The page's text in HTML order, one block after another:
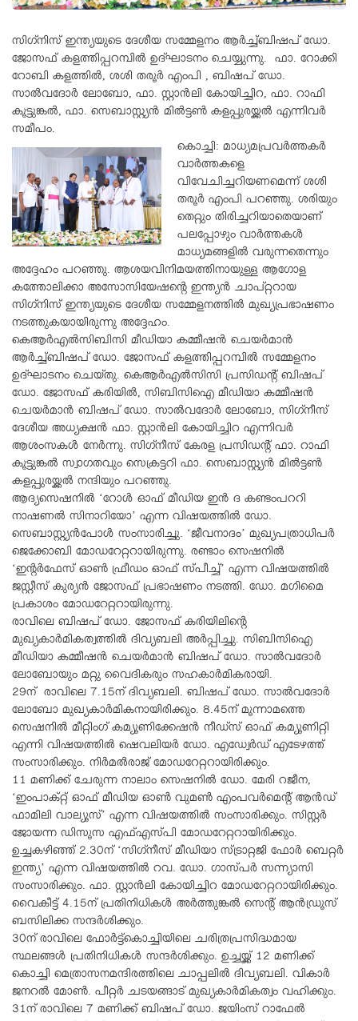
സിഗ്‌നിസ് ഇന്ത്യയുടെ ദേശീയ സമ്മേളനം ആര്‍ച്ച്ബിഷപ് ഡോ.
ജോസഫ് കളത്തിപ്പറമ്പില്‍ ഉദ്ഘാടനം ചെയ്യുന്നു. ഫാ. റോക്കി
റോബി കളത്തില്‍, ശശി തരൂര്‍ എംപി , ബിഷപ് ഡോ.
സാല്‍വദോര്‍ ലോബോ, ഫാ. സ്റ്റാന്‍ലി കോയിച്ചിറ, ഫാ. റാഫി
കൂട്ടുങ്കല്‍, ഫാ. സെബാസ്റ്റ്യന്‍ മില്‍ട്ടണ്‍ കളപ്പുരയ്ക്കല്‍ എന്നിവര്‍
സമീപം.
കൊച്ചി: മാധ്യമപ്രവര്‍ത്തകര്‍
വാര്‍ത്തകളെ
വിവേചിച്ചറിയണമെന്ന് ശശി
തരൂര്‍ എംപി പറഞ്ഞു. ശരിയും
തെറ്റും തിരിച്ചറിയാതെയാണ്
പലപ്പോഴും വാര്‍ത്തകള്‍
മാധ്യമങ്ങളില്‍ വരുന്നതെന്നും
അദ്ദേഹം പറഞ്ഞു. ആശയവിനിമയത്തിനായുള്ള ആഗോള
കത്തോലിക്കാ അസോസിയേഷന്റെ ഇന്ത്യന്‍ ചാപ്റ്ററായ
സിഗ്‌നിസ് ഇന്ത്യയുടെ ദേശീയ സമ്മേളനത്തില്‍ മുഖ്യപ്രഭാഷണം
നടത്തുകയായിരുന്നു അദ്ദേഹം.
കെആര്‍എല്‍സിബിസി മീഡിയാ കമ്മീഷന്‍ ചെയര്‍മാന്‍
ആര്‍ച്ച്ബിഷപ് ഡോ. ജോസഫ് കളത്തിപ്പറമ്പില്‍ സമ്മേളനം
ഉദ്ഘാടനം ചെയ്തു. കെആര്‍എല്‍സിസി പ്രസിഡന്റ് ബിഷപ്
ഡോ. ജോസഫ് കരിയില്‍, സിബിസിഐ മീഡിയാ കമ്മീഷന്‍
ചെയര്‍മാന്‍ ബിഷപ് ഡോ. സാല്‍വദോര്‍ ലോബോ, സിഗ്‌നീസ്
ദേശീയ അധ്യക്ഷന്‍ ഫാ. സ്റ്റാന്‍ലി കോയിച്ചിറ എന്നിവര്‍
ആശംസകള്‍ നേര്‍ന്നു. സിഗ്‌നീസ് കേരള പ്രസിഡന്റ് ഫാ. റാഫി
കൂട്ടുങ്കല്‍ സ്വാഗതവും സെക്രട്ടറി ഫാ. സെബാസ്റ്റ്യന്‍ മില്‍ട്ടണ്‍
കളപ്പുരയ്ക്കല്‍ നന്ദിയും പറഞ്ഞു.
ആദ്യസെഷനില്‍ ‘റോള്‍ ഓഫ് മീഡിയ ഇന്‍ ദ കണ്ടംപററി
നാഷണല്‍ സിനാറിയോ’ എന്ന വിഷയത്തില്‍ ഡോ.
സെബാസ്റ്റ്യന്‍പോള്‍ സംസാരിച്ചു. ‘ജീവനാദം’ മുഖ്യപത്രാധിപര്‍
ജെക്കോബി മോഡറേറ്ററായിരുന്നു. രണ്ടാം സെഷനില്‍
‘ഇന്റര്‍ഫേസ് ഓണ്‍ ഫ്രീഡം ഓഫ് സ്പീച്ച്’ എന്ന വിഷയത്തില്‍
ജസ്റ്റീസ് കുര്യന്‍ ജോസഫ് പ്രഭാഷണം നടത്തി. ഡോ. മഗിമൈ
പ്രകാശം മോഡറേറ്ററായിരുന്നു.
രാവിലെ ബിഷപ് ഡോ. ജോസഫ് കരിയിലിന്റെ
മുഖ്യകാര്‍മികത്വത്തില്‍ ദിവ്യബലി അര്‍പ്പിച്ചു. സിബിസിഐ
മീഡിയാ കമ്മീഷന്‍ ചെയര്‍മാന്‍ ബിഷപ് ഡോ. സാല്‍വദോര്‍
ലോബോയും മറ്റു വൈദികരും സഹകാര്‍മികരായി.
29ന് രാവിലെ 7.15ന് ദിവ്യബലി. ബിഷപ് ഡോ. സാല്‍വദോര്‍
ലോബോ മുഖ്യകാര്‍മികനായിരിക്കും. 8.45ന് മൂന്നാമത്തെ
സെഷനില്‍ മീറ്റിംഗ് കമ്യൂണിക്കേഷന്‍ നീഡ്‌സ് ഓഫ് കമ്യൂണിറ്റി
എന്നി വിഷയത്തില്‍ ഷെവലിയര്‍ ഡോ. എഡ്വേര്‍ഡ് എടേഴത്ത്
സംസാരിക്കും. നിര്‍മല്‍രാജ് മോഡറേറ്ററായിരിക്കും.
11 മണിക്ക് ചേരുന്ന നാലാം സെഷനില്‍ ഡോ. മേരി റജീന,
‘ഇംപാക്റ്റ് ഓഫ് മീഡിയ ഓണ്‍ വുമണ്‍ എംപവര്‍മെന്റ് ആന്‍ഡ്
ഫാമിലി വാല്യൂസ്’ എന്ന വിഷയത്തില്‍ സംസാരിക്കും. സിസ്റ്റര്‍
ജോയന്ന ഡിസൂസ എഫ്എസ്പി മോഡറേറ്ററായിരിക്കും.
ഉച്ചകഴിഞ്ഞ് 2.30ന് ‘സിഗ്‌നീസ് മീഡിയാ സ്ട്രാറ്റജി ഫോര്‍ ബെറ്റര്‍
ഇന്ത്യ’ എന്ന വിഷയത്തില്‍ റവ. ഡോ. ഗാസ്പര്‍ സന്ന്യാസി
സംസാരിക്കും. ഫാ. സ്റ്റാന്‍ലി കോയിച്ചിറ മോഡറേറ്ററായിരിക്കും.
വൈകീട്ട് 4.15ന് പ്രതിനിധികള്‍ അര്‍ത്തുങ്കല്‍ സെന്റ് ആന്‍ഡ്രൂസ്
ബസിലിക്ക സന്ദര്‍ശിക്കും.
30ന് രാവിലെ ഫോര്‍ട്ട്‌കൊച്ചിയിലെ ചരിത്രപ്രസിദ്ധമായ
സ്ഥലങ്ങള്‍ പ്രതിനിധികള്‍ സന്ദര്‍ശിക്കും. ഉച്ചയ്ക്ക് 12 മണിക്ക്
കൊച്ചി മെത്രാസനമന്ദിരത്തിലെ ചാപ്പലില്‍ ദിവ്യബലി. വികാര്‍
ജനറല്‍ മോണ്‍. പീറ്റര്‍ ചടയങ്ങാട് മുഖ്യകാര്‍മികത്വം വഹിക്കും.
31ന് രാവിലെ 7 മണിക്ക് ബിഷപ് ഡോ. ജയിംസ് റാഫേല്‍